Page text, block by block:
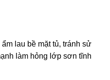
lau bề mặt tủ, tránh sử
làm hỏng lớp sơn tĩnh